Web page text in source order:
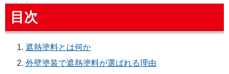
目次
遮熱塗料とは何か
外壁塗装で遮熱塗料が選ばれる理由